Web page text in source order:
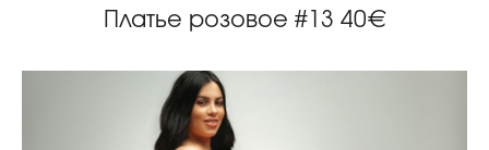
Платье розовое #13 40€